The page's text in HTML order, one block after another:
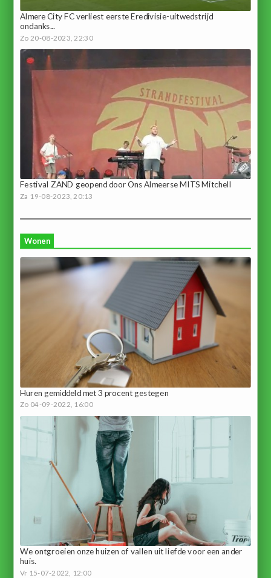
Almere City FC verliest eerste Eredivisie-uitwedstrijd
ondanks...
Zo 20-08-2023, 22:30
Festival ZAND geopend door Ons Almeerse MITS Mitchell
Za 19-08-2023, 20:13
Wonen
Huren gemiddeld met 3 procent gestegen
Zo 04-09-2022, 16:00
We ontgroeien onze huizen of vallen uit liefde voor een ander
huis.
Vr 15-07-2022, 12:00